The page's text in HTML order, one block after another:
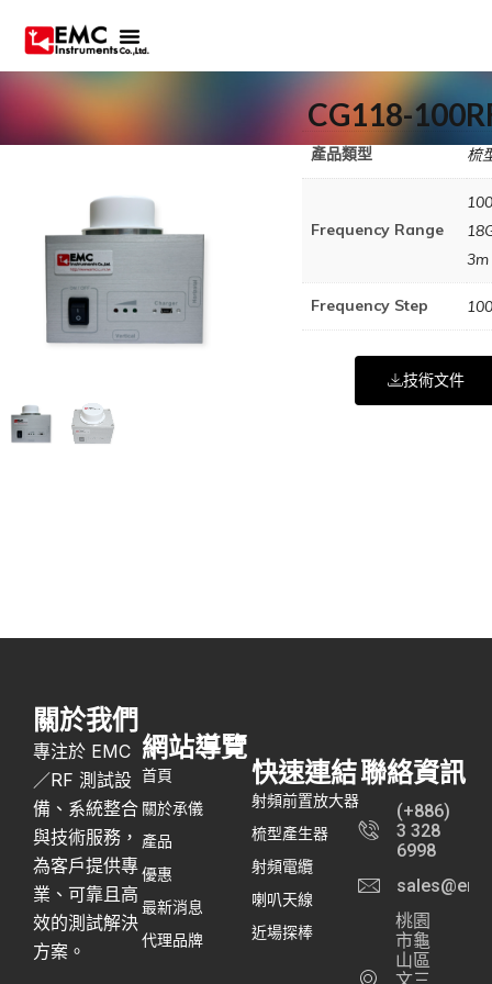
CG118-
產品類型 梳
Frequency Range
3m
Frequency Step
技術文件
關於我們
專注於 EMC
／RF 測試設
備、系統整合
與技術服務，
為客戶提供專
業、可靠且高
效的測試解決
方案。
網站導覽
首頁
關於承儀
產品
優惠
最新消息
代理品牌
快速連結
射頻前置放大器
梳型產生器
射頻電纜
喇叭天線
近場探棒
聯絡資訊
(+886)
3 328
6998
桃園
市龜
山區
文三